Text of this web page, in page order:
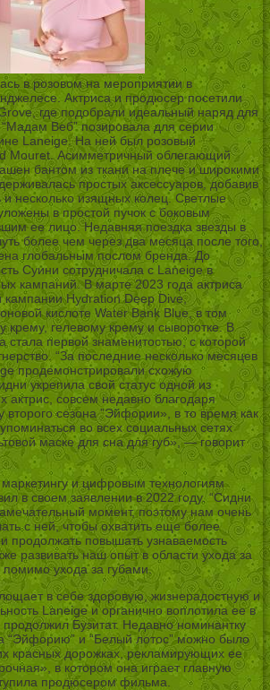
в розовом на мероприятии в
Актриса и продюсер посетили
где подобрали идеальный наряд для
“Мадам Веб” позировала для серии
Laneige. На ней был розовый
Mouret. Асимметричный облегающий
бантом из ткани на плече и широкими
простых аксессуаров, добавив
и несколько изящных колец. Светлые
в простой пучок с боковым
ее лицо. Недавняя поездка звезды в
более чем через два месяца после того,
глобальным послом бренда. До
Суини сотрудничала с Laneige в
кампаний. В марте 2023 года актриса
кампании Hydration Deep Dive,
кислоте Water Bank Blue, в том
гелевому крему и сыворотке. В
стала первой знаменитостью, с которой
“За последние несколько месяцев
продемонстрировали схожую
укрепила свой статус одной из
совсем недавно благодаря
сезона ”Эйфории», в то время как
во всех социальных сетях
маске для сна для губ», — говорит
маркетингу и цифровым технологиям
в своем заявлении в 2022 году. “Сидни
момент, поэтому нам очень
с ней, чтобы охватить еще более
продолжать повышать узнаваемость
развивать наш опыт в области ухода за
ухода за губами.
в себе здоровую, жизнерадостную и
Laneige и органично воплотила ее в
Бузитат. Недавно номинантку
“Эйфорию” и “Белый лотос” можно было
красных дорожках, рекламирующих ее
в котором она играет главную
продюсером фильма.